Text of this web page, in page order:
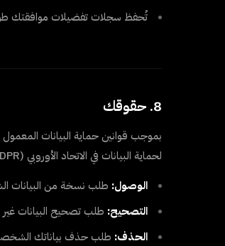
تُحفظ سجلات تفضيلات موافقتك
8. حقوقك
بموجب
لحماية البيانات في الاتحاد الأوروبي (GDPR) حيثما انطبق ذلك
الوصول: طلب نسخة من البيانات
التصحيح: طلب تصحيح البيانات غير
الحذف: طلب حذف بياناتك